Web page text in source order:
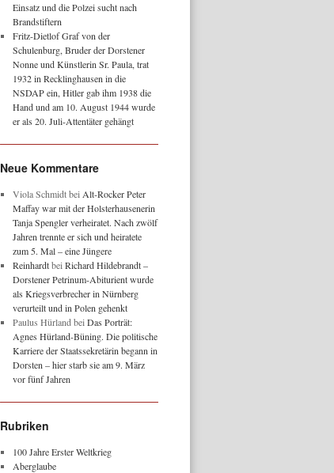
Einsatz und die Polzei sucht nach
Brandstiftern
Fritz-Dietlof Graf von der
Schulenburg, Bruder der Dorstener
Nonne und Künstlerin Sr. Paula, trat
1932 in Recklinghausen in die
NSDAP ein, Hitler gab ihm 1938 die
Hand und am 10. August 1944 wurde
er als 20. Juli-Attentäter gehängt
Neue Kommentare
Viola Schmidtbei Alt-Rocker Peter
Maffay war mit der Holsterhausenerin
Tanja Spengler verheiratet. Nach zwölf
Jahren trennte er sich und heiratete
zum 5. Mal – eine Jüngere
Reinhardtbei Richard Hildebrandt –
Dorstener Petrinum-Abiturient wurde
als Kriegsverbrecher in Nürnberg
verurteilt und in Polen gehenkt
Paulus Hürland bei Das Porträt:
Agnes Hürland-Büning. Die politische
Karriere der Staatssekretärin begann in
Dorsten – hier starb sie am 9. März
vor fünf Jahren
Rubriken
100 Jahre Erster Weltkrieg
Aberglaube